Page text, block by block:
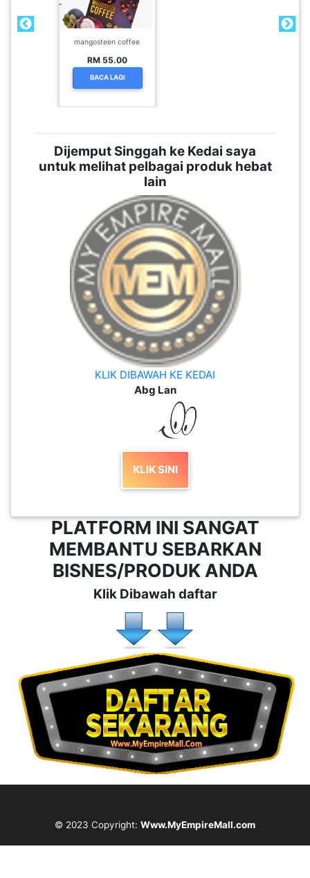
mangosteen coffee
RM 55.00
BACA LAGI
Dijemput Singgah ke Kedai saya
untuk melihat pelbagai produk hebat
lain
KLIK DIBAWAH KE KEDAI
Abg Lan
KLIK SINI
PLATFORM INI SANGAT
MEMBANTU SEBARKAN
BISNES/PRODUK ANDA
Klik Dibawah daftar
© 2023 Copyright: Www.MyEmpireMall.com